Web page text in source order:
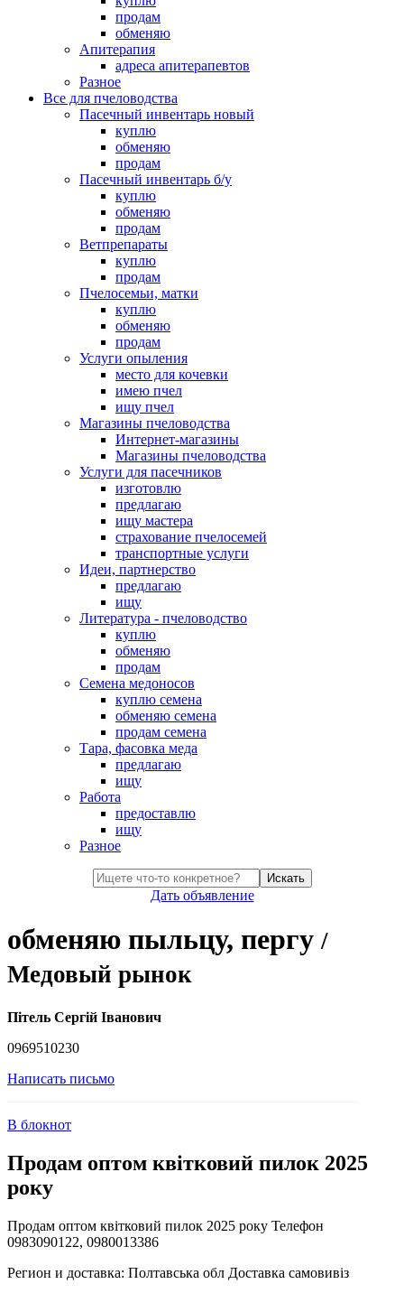
продам
обменяю
Апитерапия
адреса апитерапевтов
Разное
Все для пчеловодства
Пасечный инвентарь новый
куплю
обменяю
продам
Пасечный инвентарь б/у
куплю
обменяю
продам
Ветпрепараты
куплю
продам
Пчелосемьи, матки
куплю
обменяю
продам
Услуги опыления
место для кочевки
имею пчел
ищу пчел
Магазины пчеловодства
Интернет-магазины
Магазины пчеловодства
Услуги для пасечников
изготовлю
предлагаю
ищу мастера
страхование пчелосемей
транспортные услуги
Идеи, партнерство
предлагаю
ищу
Литература - пчеловодство
куплю
обменяю
продам
Семена медоносов
куплю семена
обменяю семена
продам семена
Тара, фасовка меда
предлагаю
ищу
Работа
предоставлю
ищу
Разное
Искать
Дать объявление
обменяю пыльцу, пергу/
Медовый рынок
Пітель Сергій Іванович
0969510230
Написать письмо
В блокнот
Продам оптом квітковий пилок 2025
року
Продам оптом квітковий пилок 2025 року Телефон
0983090122, 0980013386
Регион и доставка: Полтавська обл Доставка самовивіз